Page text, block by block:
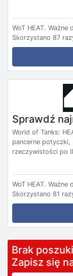
WoT HEAT. Ważne
Skorzystano 87
Sprawdź
World of Tanks:
pancerne
rzeczywistości po
WoT HEAT. Ważne
Skorzystano 81
Brak
Zapisz się